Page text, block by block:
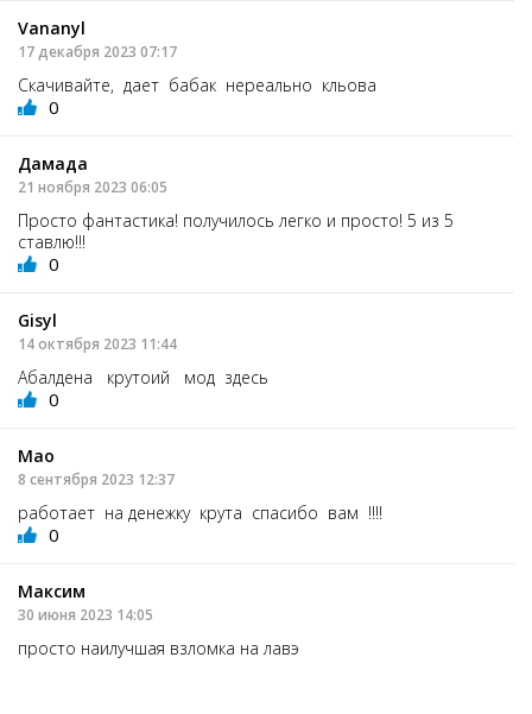
Vananyl
17 декабря 2023 07:17
Скачивайте, дает бабак нереально кльова
0
Дамада
21 ноября 2023 06:05
Просто фантастика! получилось легко и просто! 5 из 5
ставлю!!!
0
Gisyl
14 октября 2023 11:44
Абалдена крутоий мод здесь
0
Мао
8 сентября 2023 12:37
работает на денежку крута спасибо вам !!!!
0
Максим
30 июня 2023 14:05
просто наилучшая взломка на лавэ